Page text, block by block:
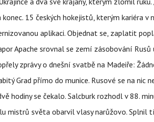
konec. 15 českých hokejistů, kterým kariéra
aplikaci. Objednat se, zaplatit
Apache srovnal se zemí zásobování Rusů
zprávy o dnešní svatbě na Madeiře:
Grad přímo do munice. Rusové se na nic
hodiny se čekalo. Salcburk rozhodl v 88.
mistrů světa obarvil vlasy narůžovo. Splnil